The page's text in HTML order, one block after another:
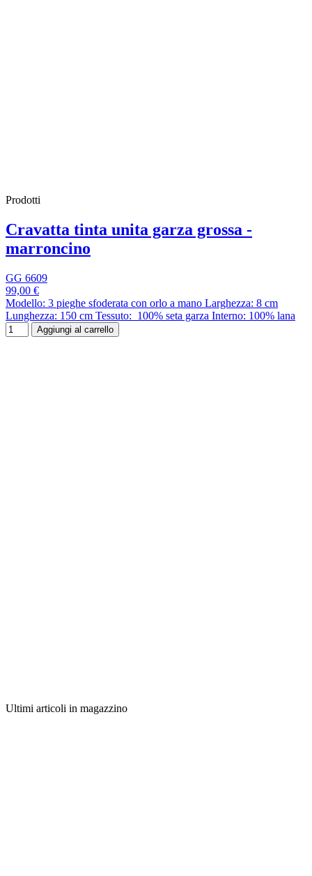
Prodotti
Cravatta tinta unita garza grossa -
marroncino
GG 6609
99,00 €
Modello: 3 pieghe sfoderata con orlo a mano Larghezza: 8 cm
Lunghezza: 150 cm Tessuto: 100% seta garza Interno: 100% lana
Aggiungi al carrello
Ultimi articoli in magazzino